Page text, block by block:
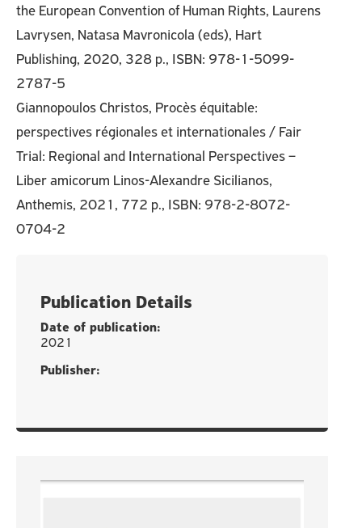
the European Convention of Human Rights, Laurens
Lavrysen, Natasa Mavronicola (eds), Hart
Publishing, 2020, 328 p., ISBN: 978-1-5099-
2787-5
Giannopoulos Christos, Procès équitable:
perspectives régionales et internationales / Fair
Trial: Regional and International Perspectives –
Liber amicorum Linos-Alexandre Sicilianos,
Anthemis, 2021, 772 p., ISBN: 978-2-8072-
0704-2
Publication Details
Date of publication:
2021
Publisher: